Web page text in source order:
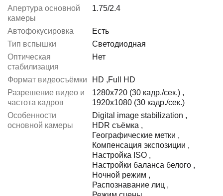
Апертура основной
камеры
1.75/2.4
Автофокусировка
Есть
Тип вспышки
Светодиодная
Оптическая
стабилизация
Нет
Формат видеосъёмки HD ,Full HD
Разрешение видео и
частота кадров
1280x720 (30 кадр./сек.) ,
1920x1080 (30 кадр./сек.)
Особенности
основной камеры
Digital image stabilization ,
HDR съёмка ,
Географические метки ,
Компенсация экспозиции ,
Настройка ISO ,
Настройки баланса белого ,
Ночной режим ,
Распознавание лиц ,